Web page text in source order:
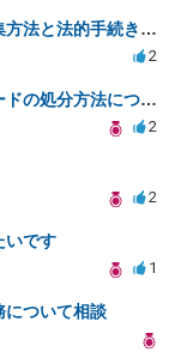
不貞行為に対する離婚に有利な証拠収集方法と法的手続きについて
2
離婚後の元配偶者名義の銀行通帳とカードの処分方法について
2
2
いです
1
について相談